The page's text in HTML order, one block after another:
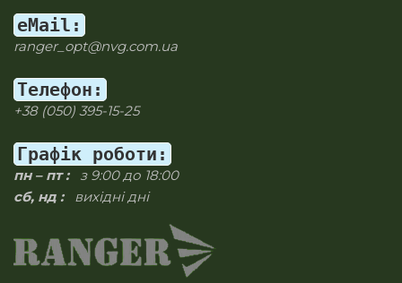
eMail:
ranger_opt@nvg.com.ua
Телефон:
+38 (050) 395-15-25
Графік роботи:
пн – пт :з 9:00 до 18:00
сб, нд :вихідні дні